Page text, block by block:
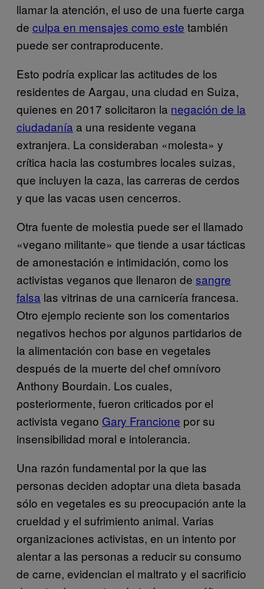
llamar la atención, el uso de una fuerte carga
de culpa en mensajes como este también
puede ser contraproducente.
Esto podría explicar las actitudes de los
residentes de Aargau, una ciudad en Suiza,
quienes en 2017 solicitaron la negación de la
ciudadanía a una residente vegana
extranjera. La consideraban «molesta» y
crítica hacia las costumbres locales suizas,
que incluyen la caza, las carreras de cerdos
y que las vacas usen cencerros.
Otra fuente de molestia puede ser el llamado
«vegano militante» que tiende a usar tácticas
de amonestación e intimidación, como los
activistas veganos que llenaron de sangre
falsa las vitrinas de una carnicería francesa.
Otro ejemplo reciente son los comentarios
negativos hechos por algunos partidarios de
la alimentación con base en vegetales
después de la muerte del chef omnívoro
Anthony Bourdain. Los cuales,
posteriormente, fueron criticados por el
activista vegano Gary Francione por su
insensibilidad moral e intolerancia.
Una razón fundamental por la que las
personas deciden adoptar una dieta basada
sólo en vegetales es su preocupación ante la
crueldad y el sufrimiento animal. Varias
organizaciones activistas, en un intento por
alentar a las personas a reducir su consumo
de carne, evidencian el maltrato y el sacrificio